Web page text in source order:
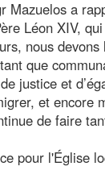
Mazuelos a
Léon XIV,
nous
que
justice et
et encore
de faire
pour l'Église